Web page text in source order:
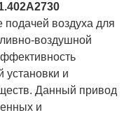
подачей воздуха для
воздушной
установки и
Данный привод
и